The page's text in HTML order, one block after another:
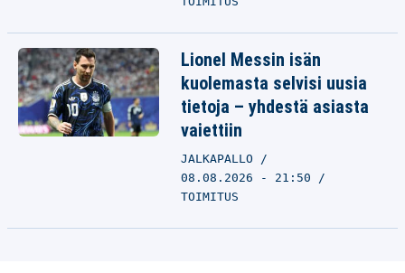
Lionel Messin isän
kuolemasta selvisi uusia
tietoja – yhdestä asiasta
vaiettiin
JALKAPALLO
08.08.2026 - 21:50
TOIMITUS